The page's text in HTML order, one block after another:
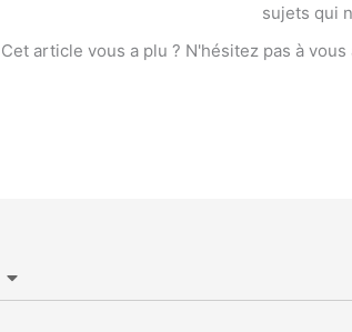
sujets qui
Cet article vous a plu ? N'hésitez pas à